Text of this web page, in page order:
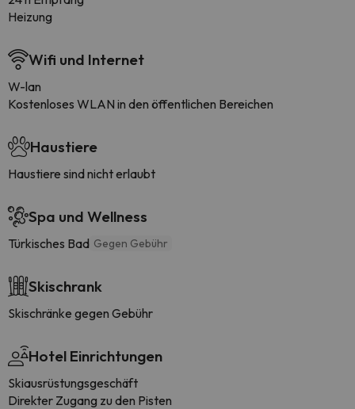
Heizung
Wifi und Internet
W-lan
Kostenloses WLAN in den öffentlichen Bereichen
Haustiere
Haustiere sind nicht erlaubt
Spa und Wellness
Türkisches Bad Gegen Gebühr
Skischrank
Skischränke gegen Gebühr
Hotel Einrichtungen
Skiausrüstungsgeschäft
Direkter Zugang zu den Pisten